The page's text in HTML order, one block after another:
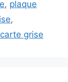
, plaque
,
grise